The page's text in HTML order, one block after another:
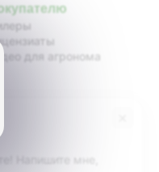
для агронома